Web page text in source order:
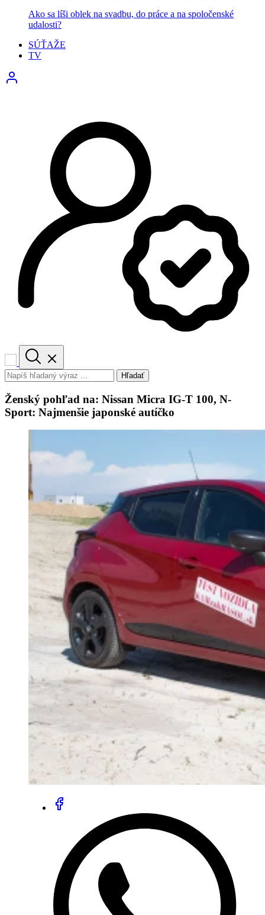
Ako sa líši oblek na svadbu, do práce a na spoločenské
udalosti?
SÚŤAŽE
TV
Hľadať
Ženský pohľad na: Nissan Micra IG-T 100, N-
Sport: Najmenšie japonské autíčko